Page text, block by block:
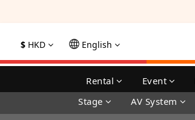
$ HKD English
Rental Event
Stage
AV System